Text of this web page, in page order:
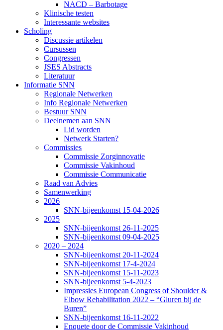
NACD – Barbotage
Klinische testen
Interessante websites
Scholing
Discussie artikelen
Cursussen
Congressen
JSES Abstracts
Literatuur
Informatie SNN
Regionale Netwerken
Info Regionale Netwerken
Bestuur SNN
Deelnemen aan SNN
Lid worden
Netwerk Starten?
Commissies
Commissie Zorginnovatie
Commissie Vakinhoud
Commissie Communicatie
Raad van Advies
Samenwerking
2026
SNN-bijeenkomst 15-04-2026
2025
SNN-bijeenkomst 26-11-2025
SNN-bijeenkomst 09-04-2025
2020 – 2024
SNN-bijeenkomst 20-11-2024
SNN-bijeenkomst 17-4-2024
SNN-bijeenkomst 15-11-2023
SNN-bijeenkomst 5-4-2023
Impressies European Congress of Shoulder &
Elbow Rehabilitation 2022 – “Gluren bij de
Buren”
SNN-bijeenkomst 16-11-2022
Enquete door de Commissie Vakinhoud